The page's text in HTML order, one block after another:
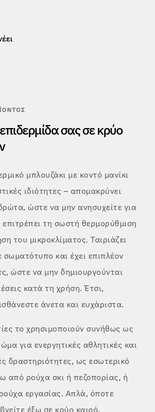
σας σε κρύο
μπλουζάκι με κοντό μανίκι
ιδιότητες – απομακρύνει
ώστε να μην ανησυχείτε για
τη σωστή θερμορύθμιση
του μικροκλίματος. Ταιριάζει
σωματότυπο και έχει επιπλέον
ώστε να μην δημιουργούνται
κατά τη χρήση. Έτσι,
άνετα και ευχάριστα.
το χρησιμοποιούν συνήθως ως
για ενεργητικές αθλητικές και
δραστηριότητες, ως εσωτερικό
από ρούχα σκι ή πεζοπορίας, ή
εργασίας. Απλά, όποτε
έξω σε κρύο καιρό.